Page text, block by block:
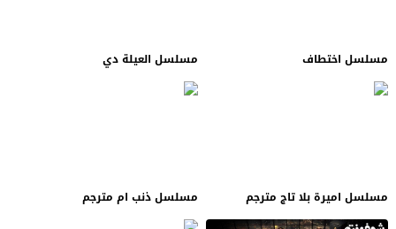
مسلسل اختطاف مسلسل العيلة دي
مسلسل اميرة بلا تاج مترجم مسلسل ذنب ام مترجم